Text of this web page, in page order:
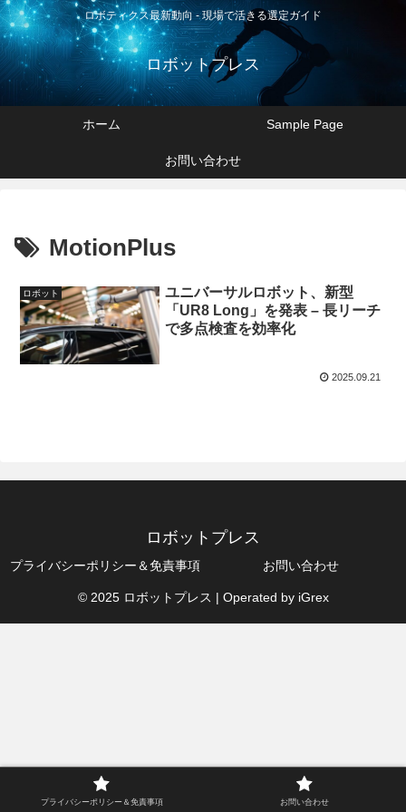
ロボティクス最新動向 - 現場で活きる選定ガイド
ロボットプレス
ホーム Sample Page
お問い合わせ
MotionPlus
ロボット
ユニバーサルロボット、新型
「UR8 Long」を発表 – 長リーチ
で多点検査を効率化
2025.09.21
ロボットプレス
プライバシーポリシー＆免責事項 お問い合わせ
© 2025 ロボットプレス | Operated by iGrex
プライバシーポリシー＆免責事項 お問い合わせ